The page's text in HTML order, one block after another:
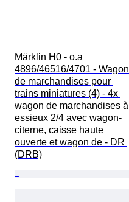
Märklin H0 - o.a
4896/46516/4701 - Wagon
de marchandises pour
trains miniatures (4) - 4x
wagon de marchandises à
essieux 2/4 avec wagon-
citerne, caisse haute
ouverte et wagon de - DR
(DRB)